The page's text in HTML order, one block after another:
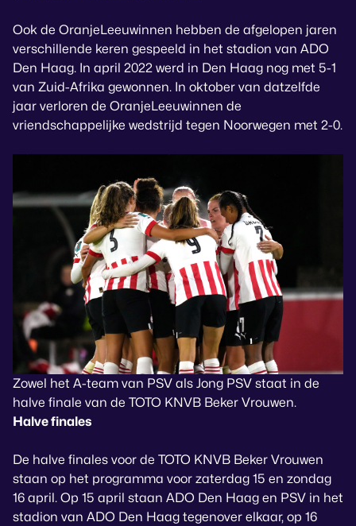
Ook de OranjeLeeuwinnen hebben de afgelopen jaren
verschillende keren gespeeld in het stadion van ADO
Den Haag. In april 2022 werd in Den Haag nog met 5-1
van Zuid-Afrika gewonnen. In oktober van datzelfde
jaar verloren de OranjeLeeuwinnen de
vriendschappelijke wedstrijd tegen Noorwegen met 2-0.
Zowel het A-team van PSV als Jong PSV staat in de
halve finale van de TOTO KNVB Beker Vrouwen.
Halve finales
De halve finales voor de TOTO KNVB Beker Vrouwen
staan op het programma voor zaterdag 15 en zondag
16 april. Op 15 april staan ADO Den Haag en PSV in het
stadion van ADO Den Haag tegenover elkaar, op 16